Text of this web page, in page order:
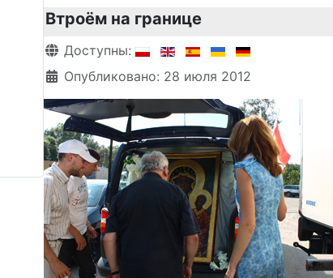
Втроём на границе
Информация о материале
Доступны:
Опубликовано: 28 июля 2012